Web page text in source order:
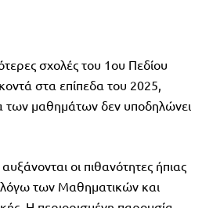
σχολές του 1ου Πεδίου
στα επίπεδα του 2025,
των μαθημάτων δεν υποδηλώνει
οι πιθανότητες ήπιας
των Μαθηματικών και